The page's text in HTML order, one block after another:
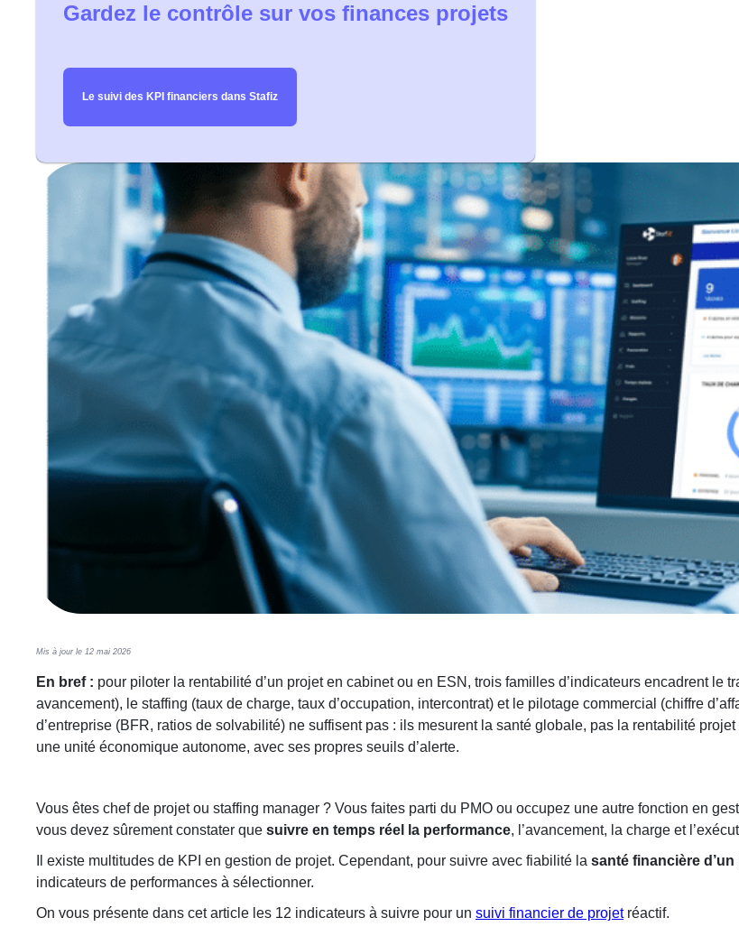
Gardez le contrôle sur vos finances projets
Le suivi des KPI financiers dans Stafiz
Mis à jour le 12 mai 2026
En bref : pour piloter la rentabilité d’un projet en cabinet ou en ESN, trois familles d’indicateurs encadrent le
avancement), le staffing (taux de charge, taux d’occupation, intercontrat) et le pilotage commercial (chiffre
d’entreprise (BFR, ratios de solvabilité) ne suffisent pas : ils mesurent la santé globale, pas la rentabilité
une unité économique autonome, avec ses propres seuils d’alerte.
Vous êtes chef de projet ou staffing manager ? Vous faites parti du PMO ou occupez une autre fonction en
vous devez sûrement constater que suivre en temps réel la performance, l’avancement, la charge et
Il existe multitudes de KPI en gestion de projet. Cependant, pour suivre avec fiabilité la santé financière d’un
indicateurs de performances à sélectionner.
On vous présente dans cet article les 12 indicateurs à suivre pour un suivi financier de projetréactif.